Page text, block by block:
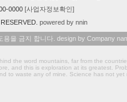
0000 [사업자정보확인]
powered by nnin
을 금지 합니다. design by Company
the word mountains, far from the
and this is exploration at its greatest.
to waste any of mine. Science has not yet